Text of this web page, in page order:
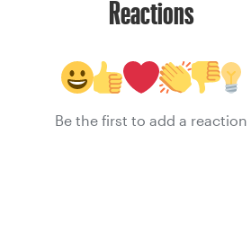
Reactions
Be the first to add a reaction